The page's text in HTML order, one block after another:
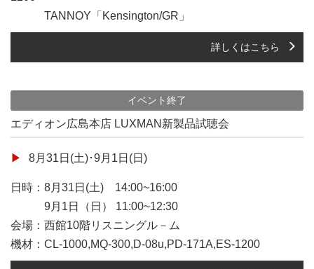
TANNOY「Kensington/GR」
詳しくはこちら
イベント終了
エディオン広島本店 LUXMAN新製品試聴会
8月31日(土)･9月1日(日)
日時：8月31日(土) 14:00~16:00
9月1日（日） 11:00~12:30
会場：西館10階リスニングル－ム
機材：CL-1000,MQ-300,D-08u,PD-171A,ES-1200